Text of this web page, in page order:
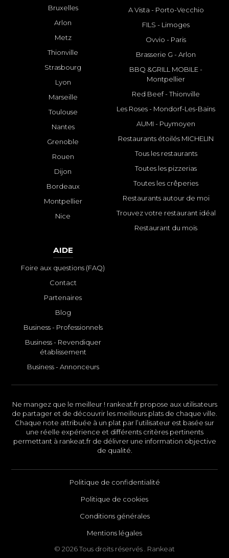
Bruxelles
Arlon
Metz
Thionville
Strasbourg
Lyon
Marseille
Toulouse
Nantes
Grenoble
Rouen
Dijon
Bordeaux
Montpellier
Nice
A Vista - Porto-Vecchio
FILS - Limoges
Ovvio - Paris
Brasserie G - Arlon
BBQ &GRILL MOBILE -
Montpellier
Red Beef - Thionville
Les Roses - Mondorf-Les-Bains
AUMI - Puymoyen
Restaurants étoilés MICHELIN
Tous les restaurants
Toutes les pizzerias
Toutes les crêperies
Restaurants autour de moi
Trouvez votre restaurant idéal
Restaurant du mois
AIDE
Foire aux questions (FAQ)
Contact
Partenaires
Blog
Business - Professionnels
Business - Revendiquer
établissement
Business - Annonceurs
Ne mangez que le meilleur ! rankeat.fr propose aux utilisateurs
de partager et de découvrir les meilleurs plats de chaque ville.
Chaque note attribuée à un plat par l’utilisateur est basée sur
une réelle expérience et différents critères pertinents
permettant à rankeat.fr de délivrer une information objective
de qualité.
Politique de confidentialité
Politique de cookies
Conditions générales
Mentions légales
© 2026 Tous droits réservés . Rankeat